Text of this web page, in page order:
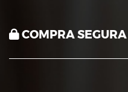
COMPRA SEGURA